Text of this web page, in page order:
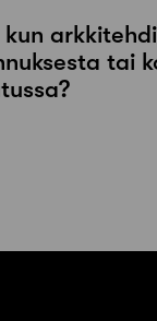
tai